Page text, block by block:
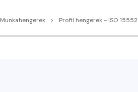
Munkahengerek Profil hengerek - ISO 15552